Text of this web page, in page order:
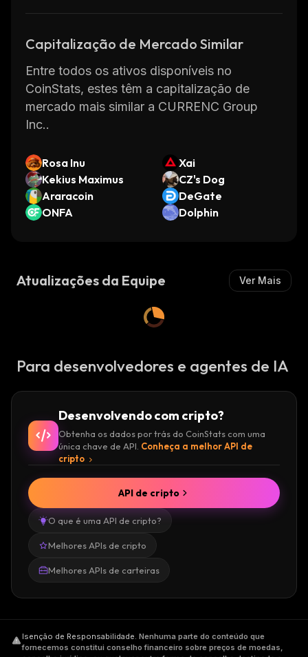
Capitalização de Mercado Similar
Entre todos os ativos disponíveis no
CoinStats, estes têm a capitalização de
mercado mais similar a CURRENC Group
Inc..
Rosa Inu
Xai
Kekius Maximus
CZ's Dog
Araracoin
DeGate
ONFA
Dolphin
Atualizações da Equipe Ver Mais
Para desenvolvedores e agentes de IA
Desenvolvendo com cripto?
Obtenha os dados por trás do CoinStats com uma
única chave de API. Conheça a melhor API de
cripto
O que é uma API de cripto?
Melhores APIs de cripto
Melhores APIs de carteiras
API de cripto
Isenção de Responsabilidade. Nenhuma parte do conteúdo que
fornecemos constitui conselho financeiro sobre preços de moedas,